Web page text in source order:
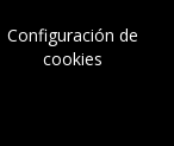
Configuración de
cookies